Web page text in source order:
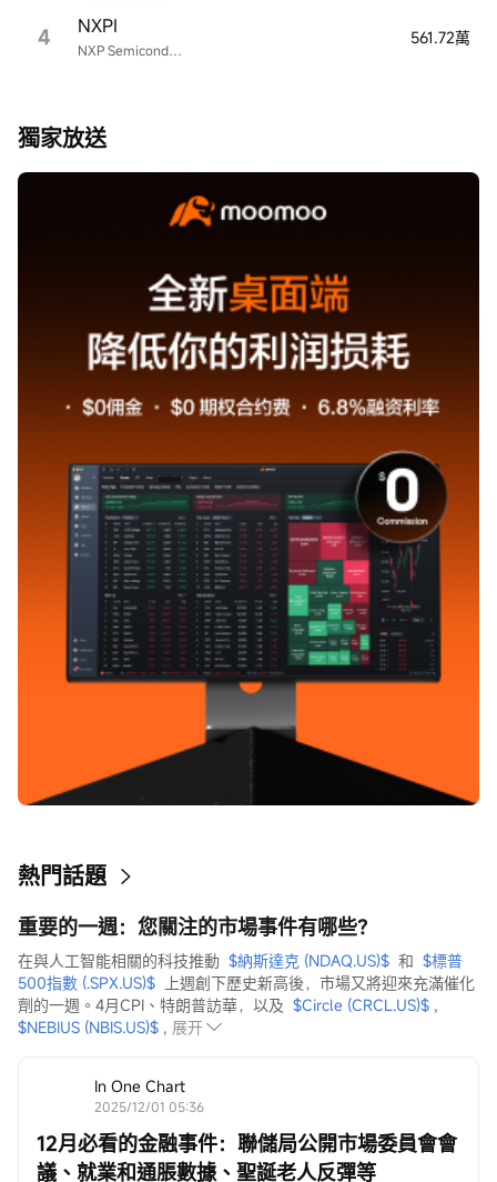
4 NXP Semiconductors
NXPI 561.72萬
獨家放送
熱門話題
重要的一週：您關注的市場事件有哪些？
在與人工智能相關的科技推動 $納斯達克 (NDAQ.US)$
  和
$標普
500指數 (.SPX.US)$
  上週創下歷史新高後，市場又將迎來充滿催化
劑的一週。4月CPI、特朗普訪華，以及 $Circle (CRCL.US)$
$NEBIUS (NBIS.US)$ , 展开
In One Chart
2025/12/01 05:36
12月必看的金融事件：聯儲局公開市場委員會會
議、就業和通脹數據、聖誕老人反彈等